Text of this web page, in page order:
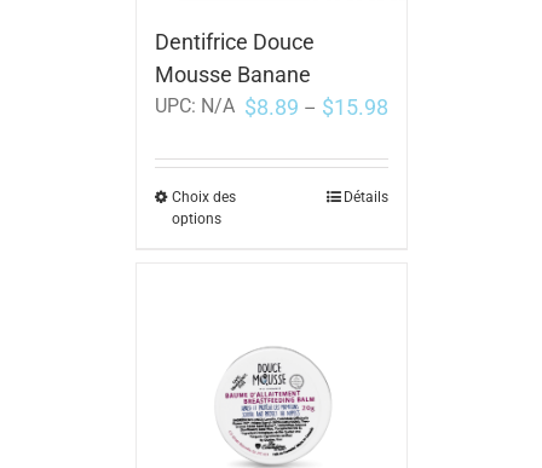
Dentifrice Douce
Mousse Banane
UPC: N/A $8.89 – $15.98
Choix des
options
Détails